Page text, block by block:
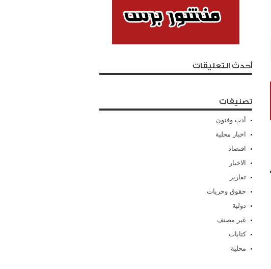
أحدث التعليقات
تصنيفات
أدب وفنون
اخبار محلية
اقتصاد
الاخبار
تقارير
حقوق وحريات
دولية
غير مصنف
كتابات
محلية